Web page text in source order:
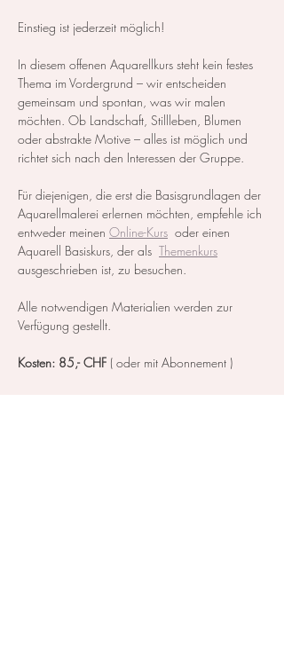
Einstieg ist jederzeit möglich!
In diesem offenen Aquarellkurs steht kein festes
Thema im Vordergrund – wir entscheiden
gemeinsam und spontan, was wir malen
möchten. Ob Landschaft, Stillleben, Blumen
oder abstrakte Motive – alles ist möglich und
richtet sich nach den Interessen der Gruppe.
Für diejenigen, die erst die Basisgrundlagen der
Aquarellmalerei erlernen möchten, empfehle ich
entweder meinen Online-Kurs oder einen
Aquarell Basiskurs, der als Themenkurs
ausgeschrieben ist, zu besuchen.
Alle notwendigen Materialien werden zur
Verfügung gestellt.
Kosten: 85,- CHF ( oder mit Abonnement )